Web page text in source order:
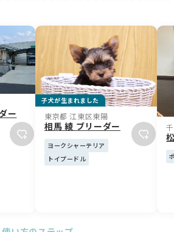
ー
子犬が生まれました
東京都 江東区東陽
相馬 綾 ブリーダー
ヨークシャーテリア
トイプードル